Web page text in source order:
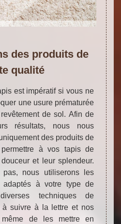
des produits de
qualité
est impératif si vous ne
une usure prématurée
de sol. Afin de
résultats, nous nous
des produits de
à vos tapis de
et leur splendeur.
nous utiliserons les
adaptés à votre type de
techniques de
à suivre à la lettre et nos
de les mettre en